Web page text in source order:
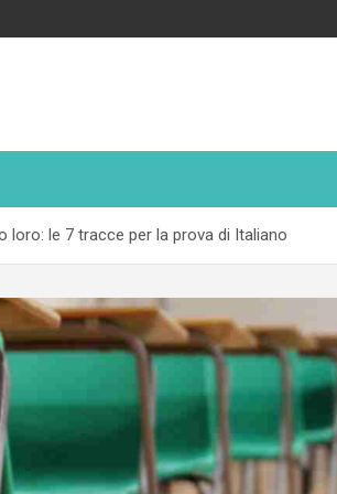
loro: le 7 tracce per la prova di Italiano